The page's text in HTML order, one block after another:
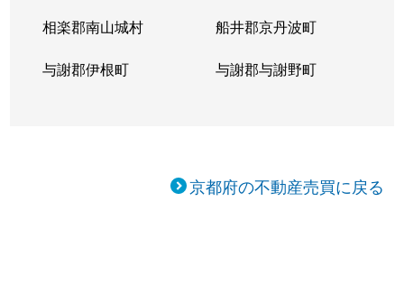
相楽郡南山城村 船井郡京丹波町
与謝郡伊根町 与謝郡与謝野町
京都府の不動産売買に戻る